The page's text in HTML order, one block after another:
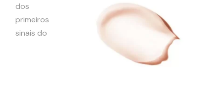
dos
primeiros
sinais do